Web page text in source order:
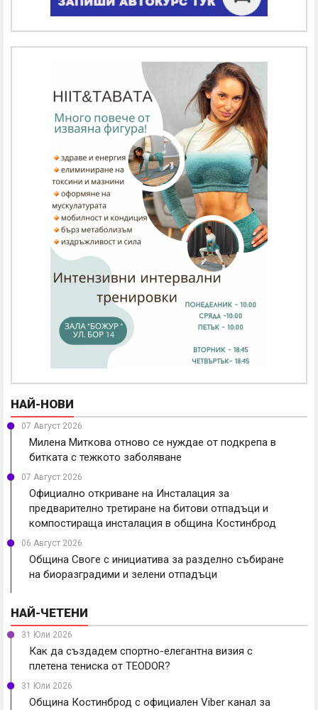
НАЙ-НОВИ
07 Август 2026
Милена Миткова отново се нуждае от подкрепа в
битката с тежкото заболяване
07 Август 2026
Официално откриване на Инсталация за
предварително третиране на битови отпадъци и
компостираща инсталация в община Костинброд
06 Август 2026
Община Своге с инициатива за разделно събиране
на биоразградими и зелени отпадъци
НАЙ-ЧЕТЕНИ
31 Юли 2026
Как да създадем спортно-елегантна визия с
плетена тениска от TEODOR?
31 Юли 2026
Община Костинброд с официален Viber канал за